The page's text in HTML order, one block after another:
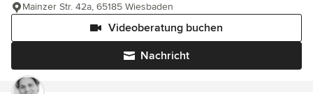
Nachricht
Videoberatung buchen
Mainzer Str. 42a, 65185 Wiesbaden